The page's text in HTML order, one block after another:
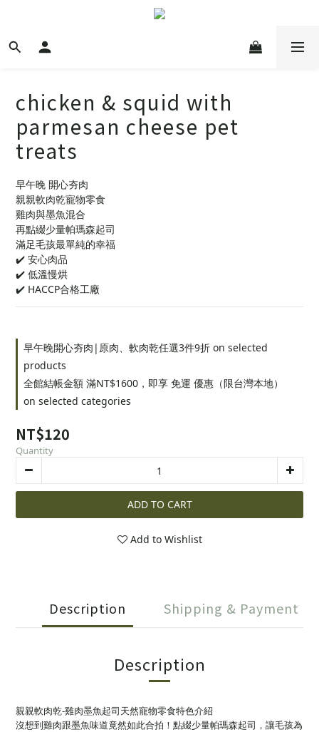
chicken & squid with
parmesan cheese pet
treats
早午晚 開心夯肉
親親軟肉乾寵物零食
雞肉與墨魚混合
再點綴少量帕瑪森起司
滿足毛孩最單純的幸福
✔️ 安心肉品
✔️ 低溫慢烘
✔️ HACCP合格工廠
早午晚開心夯肉|原肉、軟肉乾任選3件9折 on selected
products
全館結帳金額 滿NT$1600，即享 免運 優惠（限台灣本地）
on selected categories
NT$120
Quantity
ADD TO CART
Add to Wishlist
Description Shipping & Payment
Description
親親軟肉乾-雞肉墨魚起司天然寵物零食特色介紹
沒想到雞肉跟墨魚味道竟然如此合拍！點綴少量帕瑪森起司，讓毛孩為